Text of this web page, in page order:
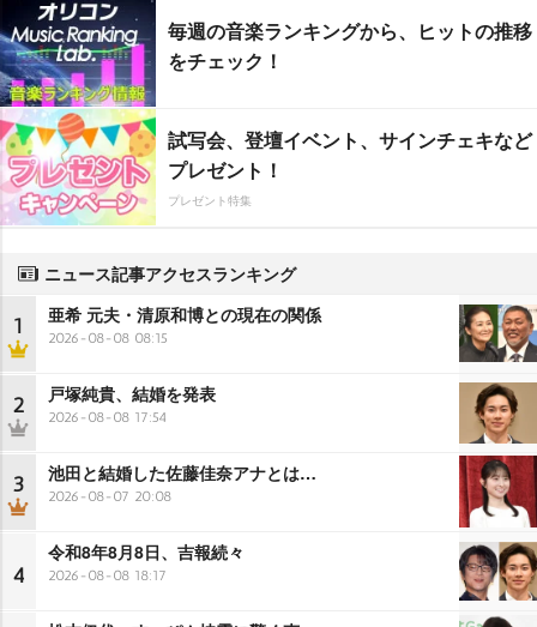
毎週の音楽ランキングから、ヒットの推移
をチェック！
試写会、登壇イベント、サインチェキなど
プレゼント！
プレゼント特集
ニュース記事アクセスランキング
1 亜希 元夫・清原和博との現在の関係
2026-08-08 08:15
2 戸塚純貴、結婚を発表
2026-08-08 17:54
3 池田と結婚した佐藤佳奈アナとは…
2026-08-07 20:08
4
令和8年8月8日、吉報続々
2026-08-08 18:17